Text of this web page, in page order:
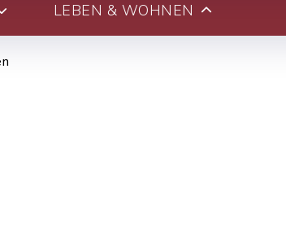
LEBEN & WOHNEN